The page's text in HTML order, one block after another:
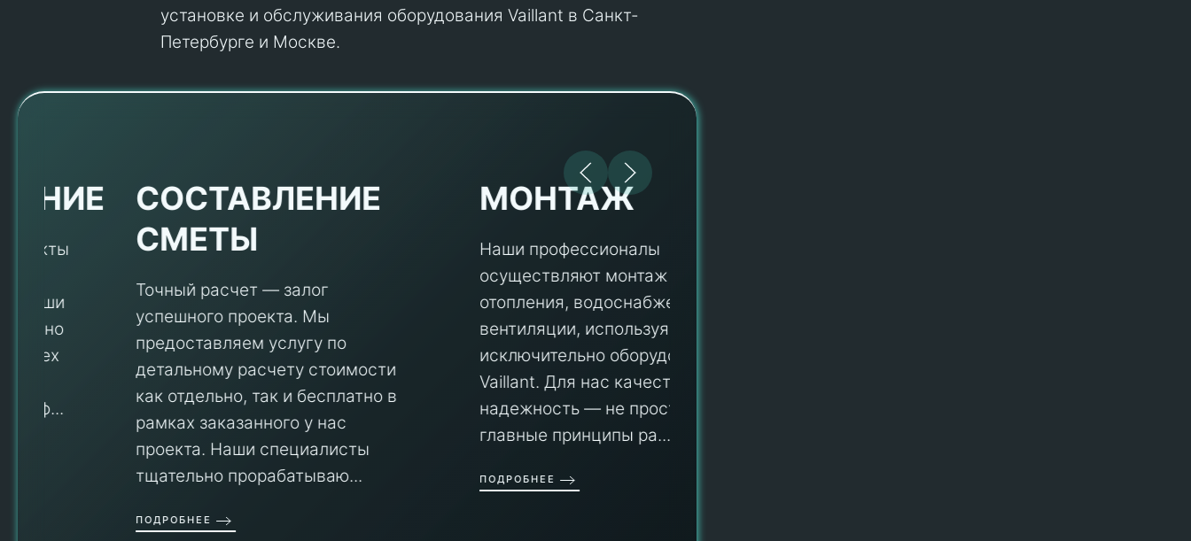
установке и обслуживания оборудования Vaillant в Санкт-
Петербурге и Москве.
СОСТАВЛЕНИЕ
СМЕТЫ
Точный расчет — залог
успешного проекта. Мы
предоставляем услугу по
детальному расчету стоимости
как отдельно, так и бесплатно в
рамках заказанного у нас
проекта. Наши специалисты
тщательно прорабатываю...
МОНТАЖ
Наши профессионалы
осуществляют монтаж систем
отопления, водоснабжения и
вентиляции, используя
исключительно оборудование
Vaillant. Для нас качество и
надежность — не просто слова, а
главные принципы ра...